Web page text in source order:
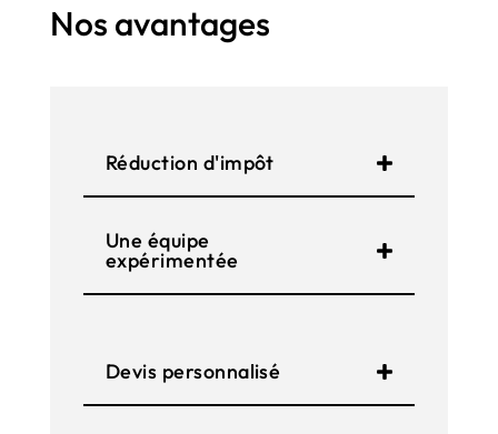
Nos avantages
Réduction d'impôt
Une équipe
expérimentée
Devis personnalisé